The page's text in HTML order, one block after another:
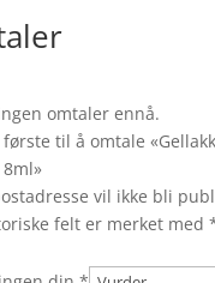
omtaler ennå.
til å omtale
vil ikke bli
felt er merket med